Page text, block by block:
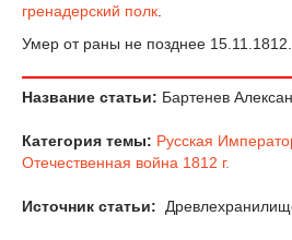
гренадерский полк.
Умер от раны не позднее 15.11.1812.
Название статьи: Бартенев
Категория темы: Русская
Отечественная война 1812 г.
Источник статьи: